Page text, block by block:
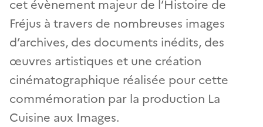
cet évènement majeur de l’Histoire de
Fréjus à travers de nombreuses images
d’archives, des documents inédits, des
œuvres artistiques et une création
cinématographique réalisée pour cette
commémoration par la production La
Cuisine aux Images.